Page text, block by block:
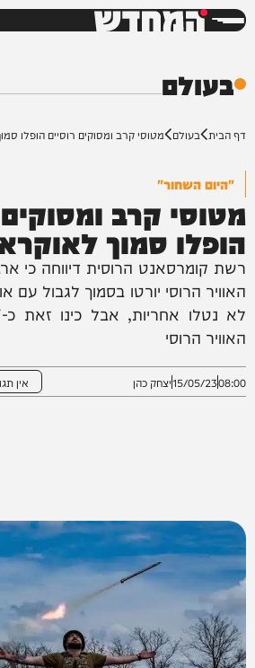
המחדש
בעולם
דף הבית בעולם מטוסי קרב ומסוקים רוסיים הופלו
"היום השחור"
מטוסי קרב
הופלו סמוך
רשת קומרסאנט הרוסית דיווחה כי
האוויר הרוסי יורטו בסמוך לגבול עם
לא נטלו אחריות, אבל כינו זאת
האוויר הרוסי
08:00
15/05/23יצחק כהן אין